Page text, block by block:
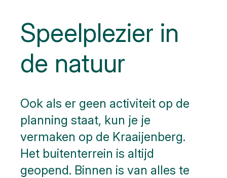
Speelplezier in
de natuur
Ook als er geen activiteit op de
planning staat, kun je je
vermaken op de Kraaijenberg.
Het buitenterrein is altijd
geopend. Binnen is van alles te